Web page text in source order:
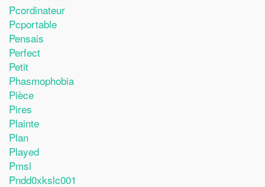
Pcordinateur
Pcportable
Pensais
Perfect
Petit
Phasmophobia
Pièce
Pires
Plainte
Plan
Played
Pmsl
Pndd0xkslc001